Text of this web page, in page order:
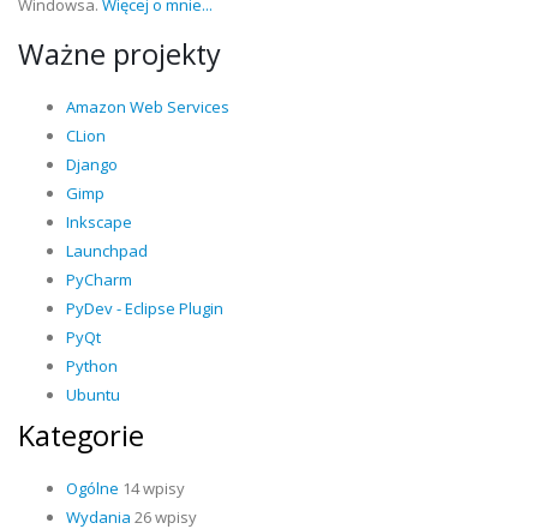
Windowsa. Więcej o mnie...
Ważne projekty
Amazon Web Services
CLion
Django
Gimp
Inkscape
Launchpad
PyCharm
PyDev - Eclipse Plugin
PyQt
Python
Ubuntu
Kategorie
Ogólne 14 wpisy
Wydania 26 wpisy